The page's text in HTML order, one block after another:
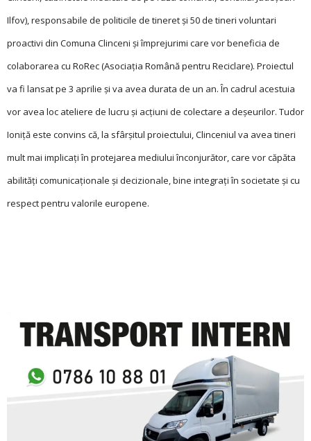
Ilfov), responsabile de politicile de tineret și 50 de tineri voluntari
proactivi din Comuna Clinceni și împrejurimi care vor beneficia de
colaborarea cu RoRec (Asociația Română pentru Reciclare). Proiectul
va fi lansat pe 3 aprilie și va avea durata de un an. În cadrul acestuia
vor avea loc ateliere de lucru și acțiuni de colectare a deșeurilor. Tudor
Ioniță este convins că, la sfârșitul proiectului, Clinceniul va avea tineri
mult mai implicați în protejarea mediului înconjurător, care vor căpăta
abilități comunicaționale și decizionale, bine integrați în societate și cu
respect pentru valorile europene.